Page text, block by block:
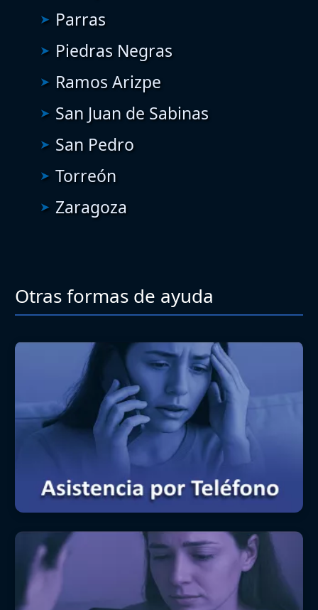
Parras
Piedras Negras
Ramos Arizpe
San Juan de Sabinas
San Pedro
Torreón
Zaragoza
Otras formas de ayuda